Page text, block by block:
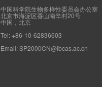
中国科学院生物多样性委员会办公室
北京市海淀区香山南辛村20号
中国，北京
+86-10-62836603
SP2000CN@ibcas.ac.cn